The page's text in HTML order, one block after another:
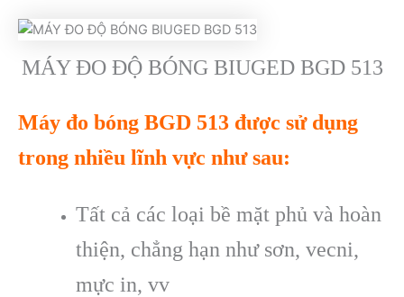
MÁY ĐO ĐỘ BÓNG BIUGED BGD 513
Máy đo bóng BGD 513 được sử dụng
trong nhiều lĩnh vực như sau:
Tất cả các loại bề mặt phủ và hoàn
thiện, chẳng hạn như sơn, vecni,
mực in, vv